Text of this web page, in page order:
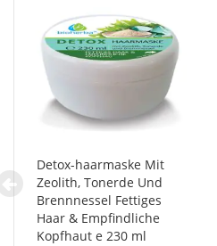
Detox-haarmaske Mit
Zeolith, Tonerde Und
Brennnessel Fettiges
Haar & Empfindliche
Kopfhaut e 230 ml